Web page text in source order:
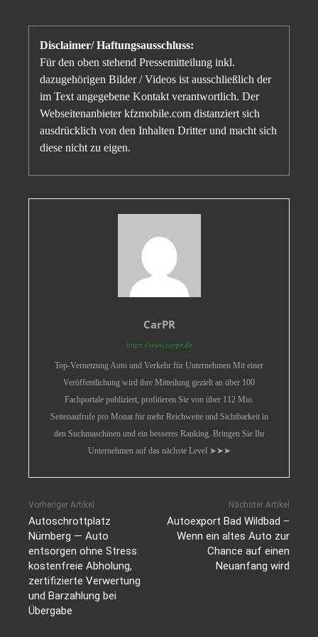
Disclaimer/ Haftungsausschluss:
Für den oben stehend Pressemitteilung inkl.
dazugehörigen Bilder / Videos ist ausschließlich der
im Text angegebene Kontakt verantwortlich. Der
Webseitenanbieter kfzmobile.com distanziert sich
ausdrücklich von den Inhalten Dritter und macht sich
diese nicht zu eigen.
CarPR
https://www.carpr.de
Top-Vernetzung Auto und Verkehr für Unternehmen Mit einer
Veröffentlichung wird ihre Mitteilung gezielt an über 100
Fachportale publiziert, profitieren Sie von über 112 Mio.
Seitenaufrufe pro Monat für mehr Reichweite und Sichtbarkeit in
den Suchmaschinen und ein besseres Ranking. Bringen Sie Ihr
Unternehmen auf das nächste Level ➤➤➤
Vorheriger Artikel
Autoschrottplatz
Nürnberg — Auto
entsorgen ohne Stress:
kostenfreie Abholung,
zertifizierte Verwertung
und Barzahlung bei
Übergabe
Nächster Artikel
Autoexport Bad Wildbad –
Wenn ein altes Auto zur
Chance auf einen
Neuanfang wird